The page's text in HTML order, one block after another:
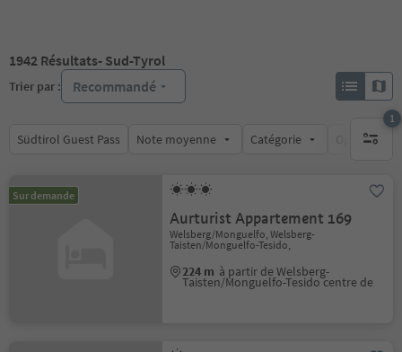
1942 Résultats- Sud-Tyrol
Trier par : Recommandé
Südtirol Guest Pass Note moyenne Catégorie Options de
1
1 filtre
Sur demande
Aurturist Appartement 169
Welsberg/Monguelfo, Welsberg-
Taisten/Monguelfo-Tesido,
224 m à partir de Welsberg-
Taisten/Monguelfo-Tesido centre de